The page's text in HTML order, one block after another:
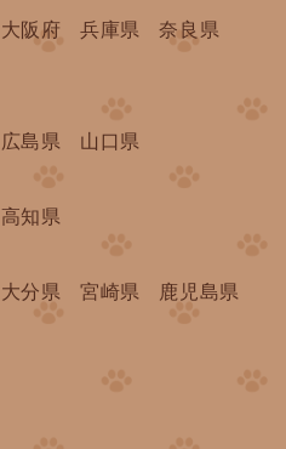
大阪府 兵庫県
奈良県
広島県 山口県
高知県
大分県 宮崎県
鹿児島県